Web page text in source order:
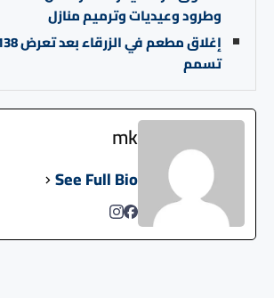
وطرود وعيديات وترميم منازل
تسمم
mk
See Full Bio